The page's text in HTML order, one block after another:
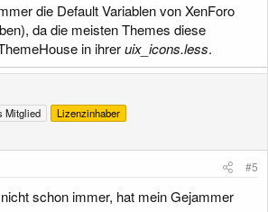
die Default Variablen von XenForo
da die meisten Themes diese
in ihreruix_icons.less.
Mitglied Lizenzinhaber
#5
schon immer, hat mein Gejammer